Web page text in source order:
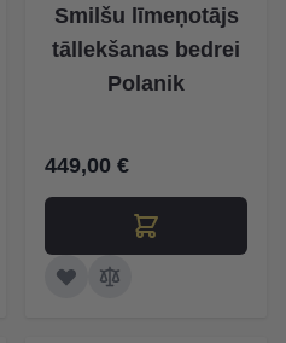
Smilšu līmeņotājs
tāllekšanas bedrei
Polanik
449,00 €